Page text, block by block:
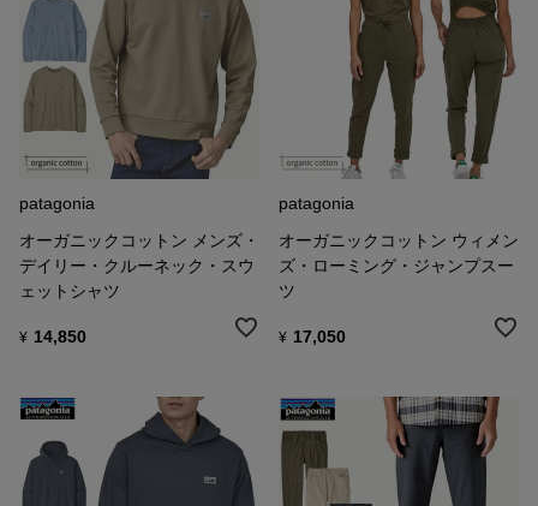
patagonia
オーガニックコットン メンズ・
デイリー・クルーネック・スウ
ェットシャツ
¥ 14,850
patagonia
オーガニックコットン ウィメン
ズ・ローミング・ジャンプスー
ツ
¥ 17,050